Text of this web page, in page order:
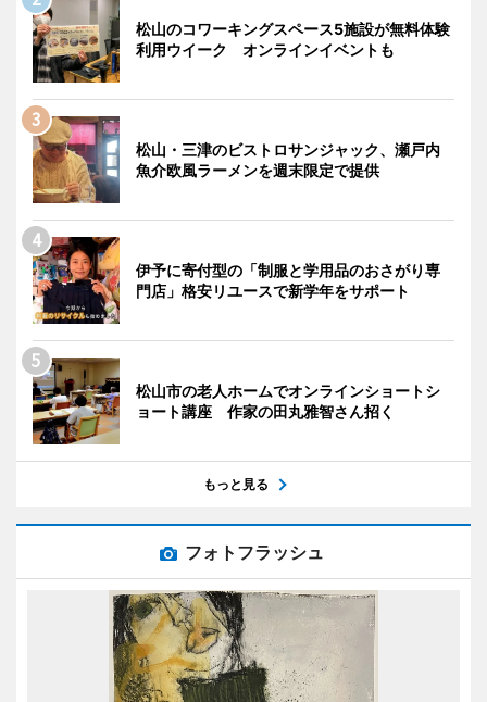
松山のコワーキングスペース5施設が無料体験
利用ウイーク オンラインイベントも
松山・三津のビストロサンジャック、瀬戸内
魚介欧風ラーメンを週末限定で提供
伊予に寄付型の「制服と学用品のおさがり専
門店」格安リユースで新学年をサポート
松山市の老人ホームでオンラインショートシ
ョート講座 作家の田丸雅智さん招く
もっと見る
フォトフラッシュ